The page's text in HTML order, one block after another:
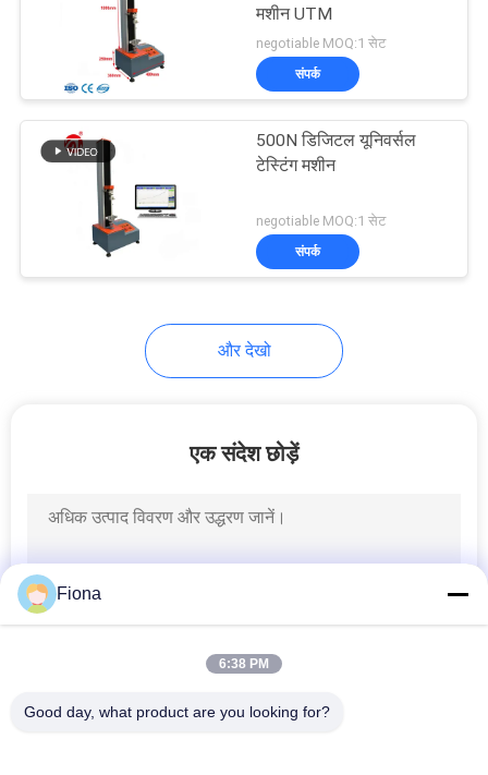
मशीन UTM
negotiable MOQ:1 सेट
संपर्क
500N डिजिटल यूनिवर्सल
टेस्टिंग मशीन
negotiable MOQ:1 सेट
संपर्क
और देखो
एक संदेश छोड़ें
Fiona
6:38 PM
Good day, what product are you looking for?